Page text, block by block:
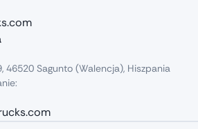
46520 Sagunto (Walencja), Hiszpania